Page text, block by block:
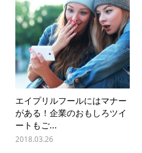
エイプリルフールにはマナー
がある！企業のおもしろツイ
ートもご...
2018.03.26